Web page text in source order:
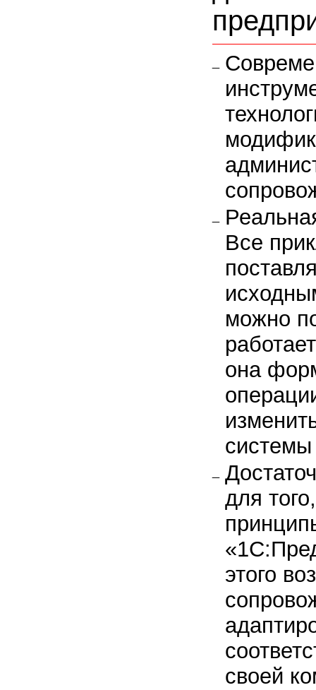
Все
можно
она
системы
для
этого
своей